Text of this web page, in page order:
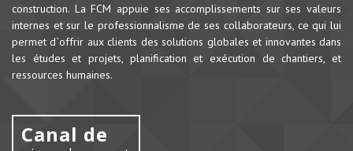
construction. La FCM appuie ses accomplissements sur ses valeurs
internes et sur le professionnalisme de ses collaborateurs, ce qui lui
permet d`offrir aux clients des solutions globales et innovantes dans
les études et projets, planification et exécution de chantiers, et
ressources humaines.
Canal de